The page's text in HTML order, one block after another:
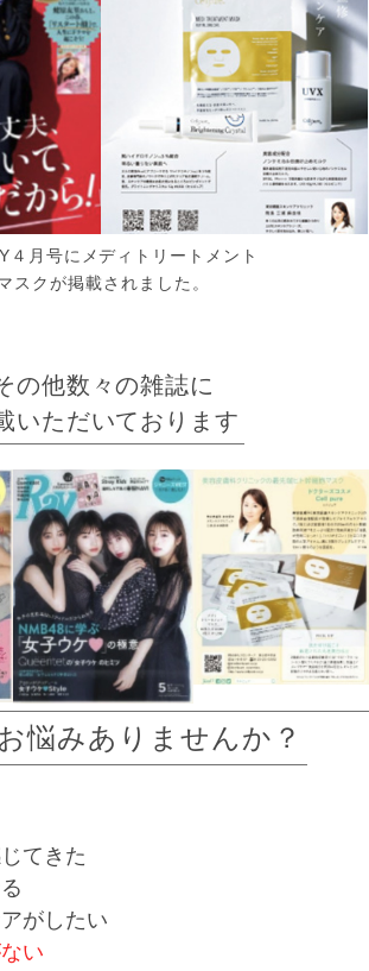
４月号にメディトリートメント
スクが掲載されました。
の他数々の雑誌に
いただいております
悩みありませんか？
てきた
がしたい
い